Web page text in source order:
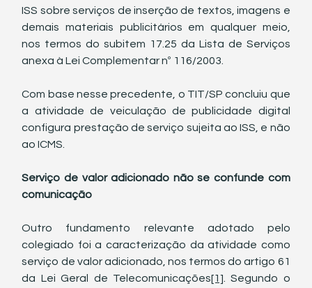
ISS sobre serviços de inserção de textos, imagens e
demais materiais publicitários em qualquer meio,
nos termos do subitem 17.25 da Lista de Serviços
anexa à Lei Complementar nº 116/2003.
Com base nesse precedente, o TIT/SP concluiu que
a atividade de veiculação de publicidade digital
configura prestação de serviço sujeita ao ISS, e não
ao ICMS.
Serviço de valor adicionado não se confunde com
comunicação
Outro fundamento relevante adotado pelo
colegiado foi a caracterização da atividade como
serviço de valor adicionado, nos termos do artigo 61
da Lei Geral de Telecomunicações[1] . Segundo o